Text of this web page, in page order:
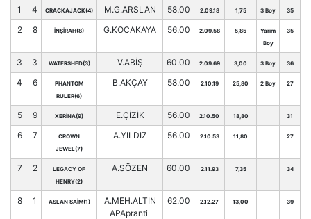
1
4 CRACKAJACK(4) M.G.ARSLAN 58.00 2.09.18 1,75 3 Boy 35
2 8 İNŞİRAH(8) G.KOCAKAYA 56.00 2.09.58 5,85
Yarım
Boy
35
3 3 WATERSHED(3) V.ABİŞ 60.00 2.09.69 3,00 3 Boy 36
4 6
PHANTOM
RULER(6)
B.AKÇAY 58.00 2.10.19 25,80 2 Boy 27
5 9 XERİNA(9) E.ÇİZİK 56.00 2.10.50 18,80 31
6 7
CROWN
JEWEL(7)
A.YILDIZ 56.00 2.10.53 11,80 27
7 2
LEGACY OF
HENRY(2)
A.SÖZEN 60.00 2.11.93 7,35 34
8 1 ASLAN SAİM(1)
A.MEH.ALTIN
APApranti
62.00 2.12.27 13,00 39